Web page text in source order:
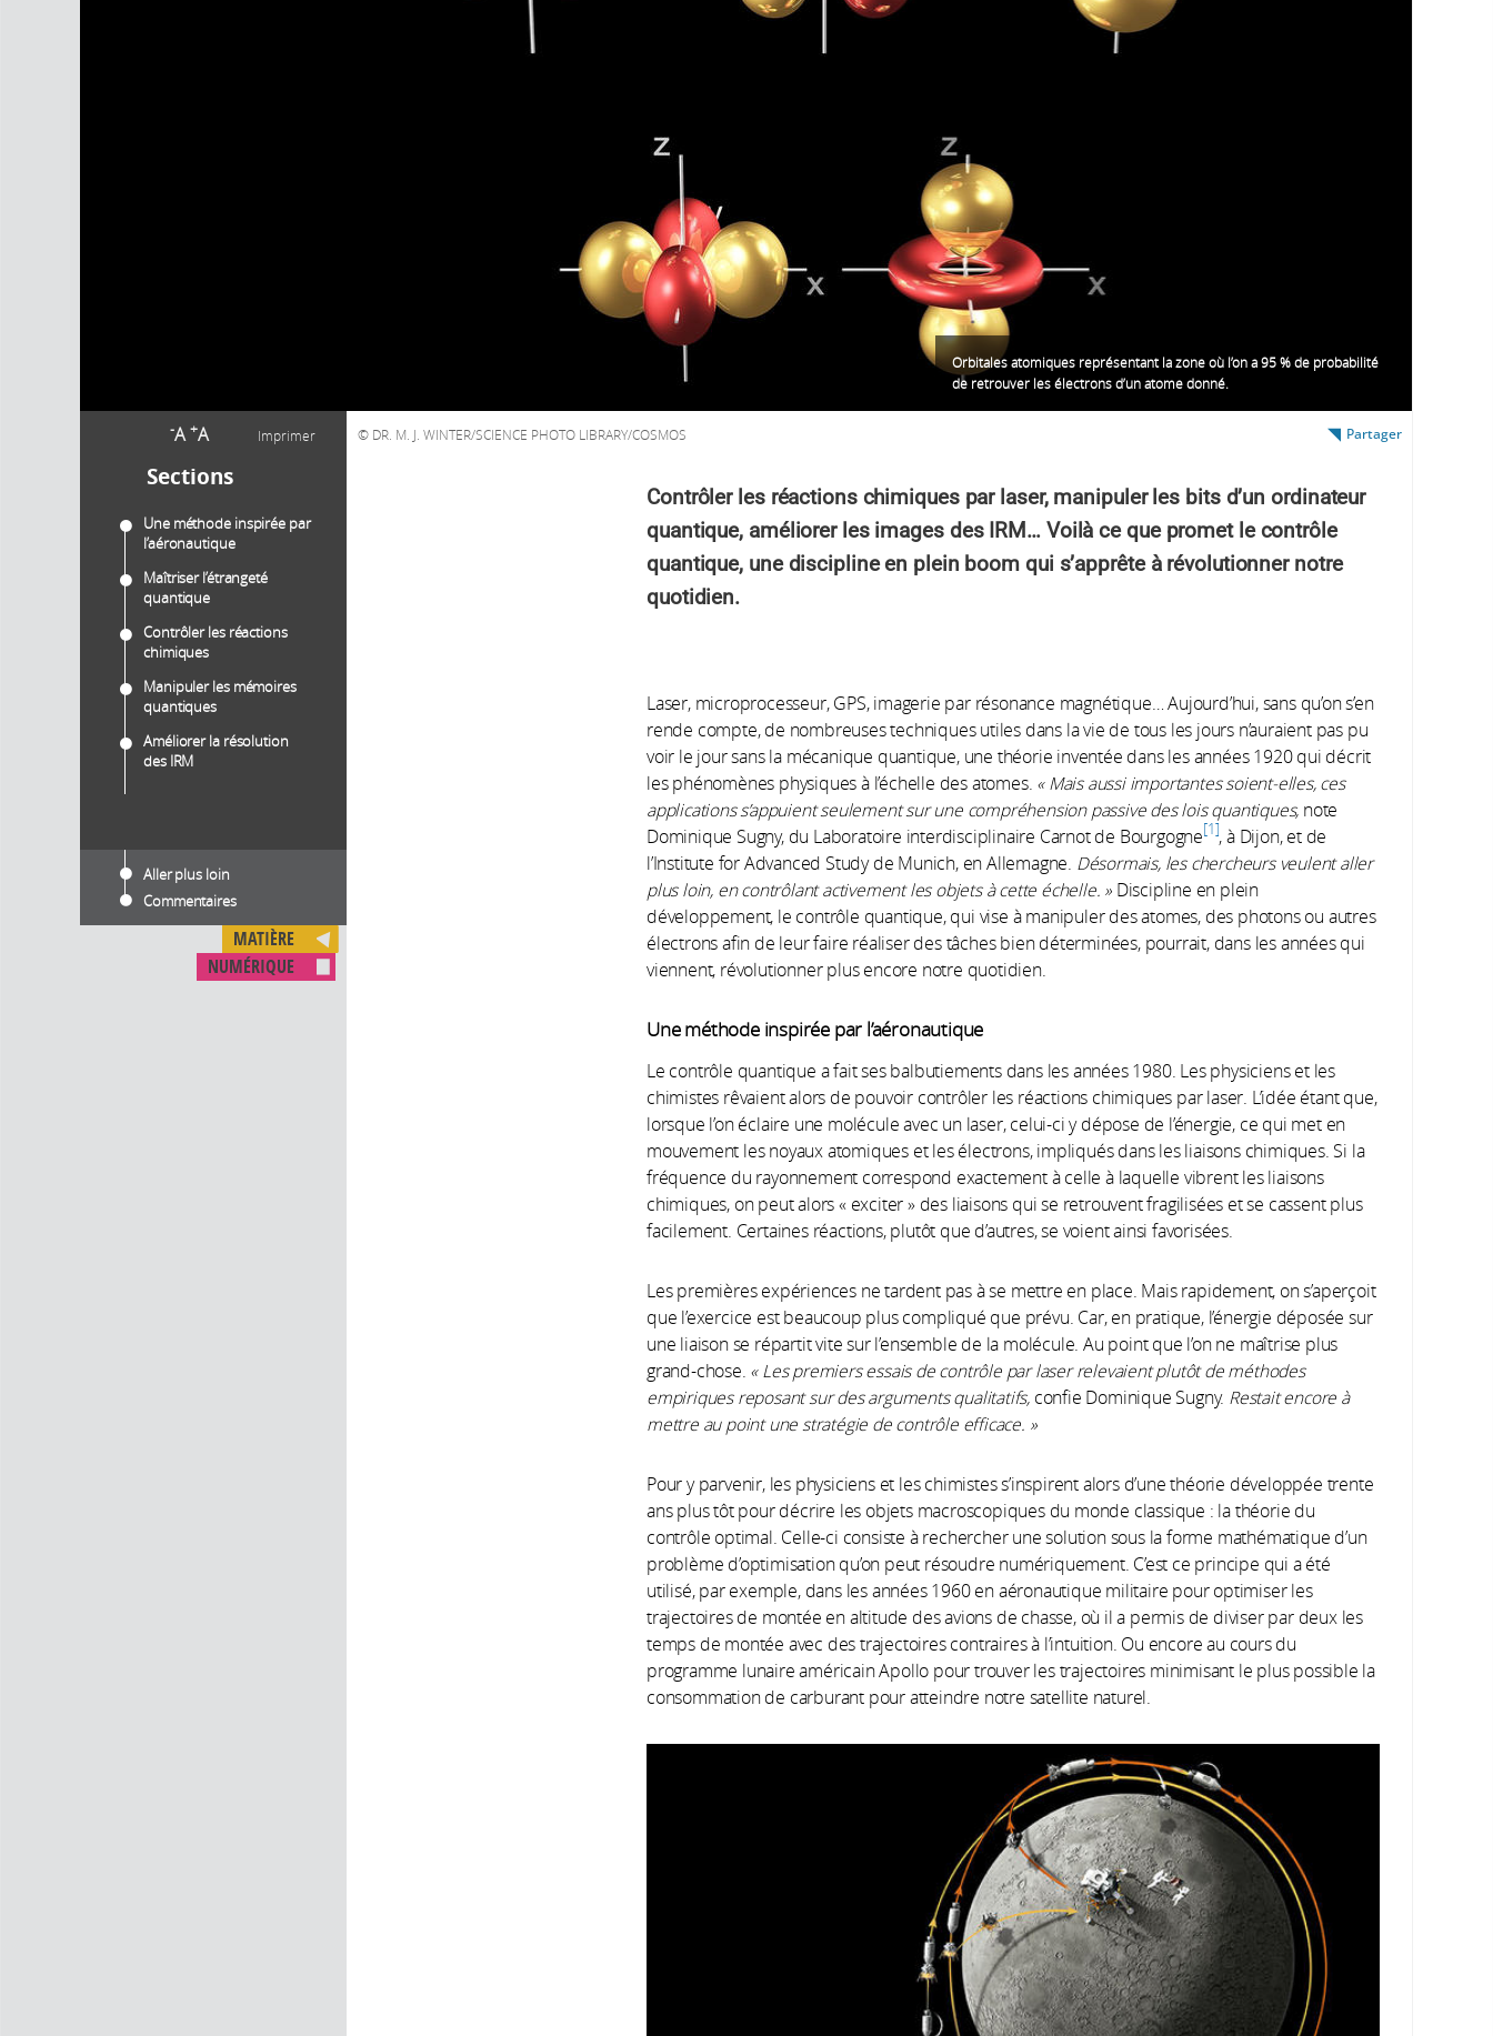
-A +A Imprimer
Sections
Une méthode inspirée par
l’aéronautique
Maîtriser l’étrangeté
quantique
Contrôler les réactions
chimiques
Manipuler les mémoires
quantiques
Améliorer la résolution
des IRM
Aller plus loin
Commentaires
MATIÈRE
NUMÉRIQUE
Orbitales atomiques représentant la zone où l’on a 95 % de probabilité
de retrouver les électrons d’un atome donné.
DR. M. J. WINTER/SCIENCE PHOTO LIBRARY/COSMOS Partager
Contrôler les réactions chimiques par laser, manipuler les bits d’un ordinateur
quantique, améliorer les images des IRM… Voilà ce que promet le contrôle
quantique, une discipline en plein boom qui s’apprête à révolutionner notre
quotidien.
Laser, microprocesseur, GPS, imagerie par résonance magnétique… Aujourd’hui, sans qu’on s’en
rende compte, de nombreuses techniques utiles dans la vie de tous les jours n’auraient pas pu
voir le jour sans la mécanique quantique, une théorie inventée dans les années 1920 qui décrit
les phénomènes physiques à l’échelle des atomes. « Mais aussi importantes soient-elles, ces
applications s’appuient seulement sur une compréhension passive des lois quantiques, note
Dominique Sugny, du Laboratoire interdisciplinaire Carnot de Bourgogne 1 , à Dijon, et de
l’Institute for Advanced Study de Munich, en Allemagne. Désormais, les chercheurs veulent aller
plus loin, en contrôlant activement les objets à cette échelle. » Discipline en plein
développement, le contrôle quantique, qui vise à manipuler des atomes, des photons ou autres
électrons afin de leur faire réaliser des tâches bien déterminées, pourrait, dans les années qui
viennent, révolutionner plus encore notre quotidien.
Une méthode inspirée par l’aéronautique
Le contrôle quantique a fait ses balbutiements dans les années 1980. Les physiciens et les
chimistes rêvaient alors de pouvoir contrôler les réactions chimiques par laser. L’idée étant que,
lorsque l’on éclaire une molécule avec un laser, celui-ci y dépose de l’énergie, ce qui met en
mouvement les noyaux atomiques et les électrons, impliqués dans les liaisons chimiques. Si la
fréquence du rayonnement correspond exactement à celle à laquelle vibrent les liaisons
chimiques, on peut alors « exciter » des liaisons qui se retrouvent fragilisées et se cassent plus
facilement. Certaines réactions, plutôt que d’autres, se voient ainsi favorisées.
Les premières expériences ne tardent pas à se mettre en place. Mais rapidement, on s’aperçoit
que l’exercice est beaucoup plus compliqué que prévu. Car, en pratique, l’énergie déposée sur
une liaison se répartit vite sur l’ensemble de la molécule. Au point que l’on ne maîtrise plus
grand-chose. « Les premiers essais de contrôle par laser relevaient plutôt de méthodes
empiriques reposant sur des arguments qualitatifs, confie Dominique Sugny. Restait encore à
mettre au point une stratégie de contrôle efficace. »
Pour y parvenir, les physiciens et les chimistes s’inspirent alors d’une théorie développée trente
ans plus tôt pour décrire les objets macroscopiques du monde classique : la théorie du
contrôle optimal. Celle-ci consiste à rechercher une solution sous la forme mathématique d’un
problème d’optimisation qu’on peut résoudre numériquement. C’est ce principe qui a été
utilisé, par exemple, dans les années 1960 en aéronautique militaire pour optimiser les
trajectoires de montée en altitude des avions de chasse, où il a permis de diviser par deux les
temps de montée avec des trajectoires contraires à l’intuition. Ou encore au cours du
programme lunaire américain Apollo pour trouver les trajectoires minimisant le plus possible la
consommation de carburant pour atteindre notre satellite naturel.